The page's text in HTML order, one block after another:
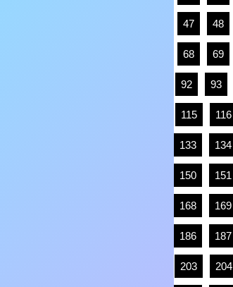
47 48
68 69
92 93
115 116
133 134
150 151
168 169
186 187
203 204